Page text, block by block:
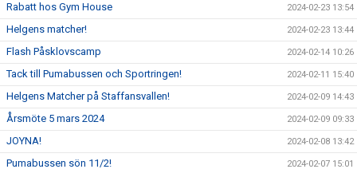
Rabatt hos Gym House 2024-02-23 13:54
Helgens matcher! 2024-02-23 13:44
Flash Påsklovscamp 2024-02-14 10:26
Tack till Pumabussen och Sportringen! 2024-02-11 15:40
Helgens Matcher på Staffansvallen! 2024-02-09 14:43
Årsmöte 5 mars 2024 2024-02-09 09:33
JOYNA! 2024-02-08 13:42
Pumabussen sön 11/2! 2024-02-07 15:01